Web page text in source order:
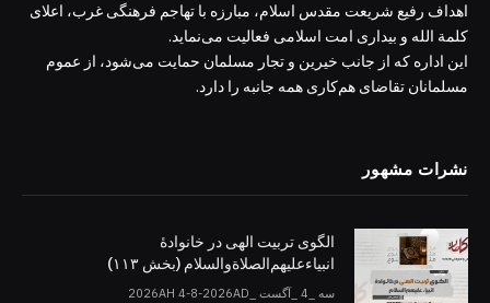
اهداف رفیع شریعت مقدس اسلام، مبارزه با تهاجم فرهنگی غرب، اعلای
کلمة الله و بیداری امت اسلامی فعالیت می‌نماید.
این اداره که از جانب خیرین و تجار مسلمان حمایت می‌شود، از عموم
مسلمانان تقاضای هم‌کاری همه جانبه را دارد.
نشرات مشهور
الگوی تربیت الهی در خانوادۀ
انبیاءعلیهم‌الصلاةو‌السلام (بخش ۱۱۳)
سه _4 _آگست _2026AH 4-8-2026AD